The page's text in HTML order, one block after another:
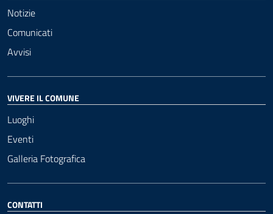
Notizie
Comunicati
Avvisi
VIVERE IL COMUNE
Luoghi
Eventi
Galleria Fotografica
CONTATTI